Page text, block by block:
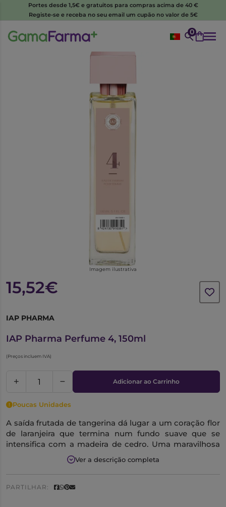
Portes desde 1,5€ e gratuitos para compras acima de 40 €
Registe-se e receba no seu email um cupão no valor de 5€
0
Imagem ilustrativa
15,52€
IAP PHARMA
IAP Pharma Perfume 4, 150ml
(Preços incluem IVA)
Adicionar ao Carrinho
Poucas Unidades
A saída frutada de tangerina dá lugar a um coração flor
de laranjeira que termina num fundo suave que se
intensifica com a madeira de cedro. Uma maravilhosa
fragrância suave, floral e doce.
Notas Olfativas
Saída:Tangerina
Ver a descrição completa
PARTILHAR: